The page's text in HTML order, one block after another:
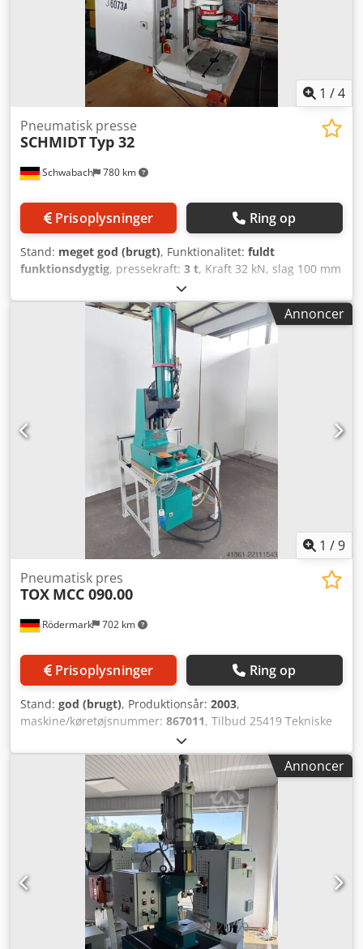
1 /4
Schwabach 780 km
Pneumatisk presse
SCHMIDTTyp 32
Prisoplysninger Ring op
Stand: meget god (brugt), Funktionalitet: fuldt
funktionsdygtig, pressekraft: 3 t, Kraft 32 kN, slag 100 mm
Annoncer
1 /9
Rödermark 702 km
Pneumatisk pres
TOX MCC 090.00
Prisoplysninger Ring op
Stand: god (brugt), Produktionsår: 2003,
maskine/køretøjsnummer: 867011, Tilbud 25419 Tekniske
data: - Trykkraft ca. 80 kN - Arbejdsslag ca. 50 mm -
Kraftslag 24 mm - Overhæng ca. 150 mm - Bordstørrelse
300 x 200 mm - Bordpladetykkelse 45 mm - Justerbar
installationshøjde op til maks. 300 mm - 2 håndbetjeninger
- Lufttilslutning 6 - 8 bar - Samlet pladsbehov ca. B 800 x H
2000 x D 900 mm - Vægt ca. 400 kg Dwodpezc Hl Dsfx
Annoncer